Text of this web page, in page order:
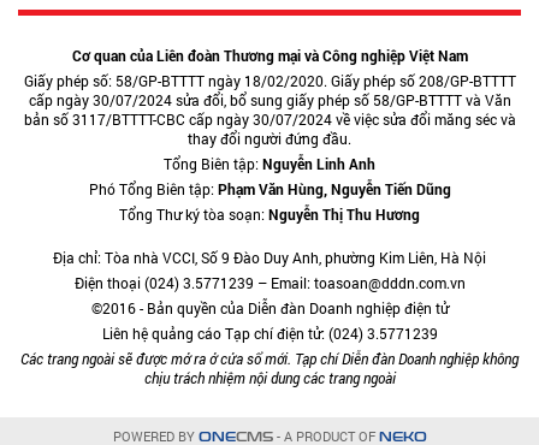
Cơ quan của Liên đoàn Thương mại và Công nghiệp Việt Nam
Giấy phép số: 58/GP-BTTTT ngày 18/02/2020. Giấy phép số 208/GP-BTTTT
cấp ngày 30/07/2024 sửa đổi, bổ sung giấy phép số 58/GP-BTTTT và Văn
bản số 3117/BTTTT-CBC cấp ngày 30/07/2024 về việc sửa đổi măng séc và
thay đổi người đứng đầu.
Tổng Biên tập:Nguyễn Linh Anh
Phó Tổng Biên tập:Phạm Văn Hùng, Nguyễn Tiến Dũng
Tổng Thư ký tòa soạn:Nguyễn Thị Thu Hương
Địa chỉ: Tòa nhà VCCI, Số 9 Đào Duy Anh, phường Kim Liên, Hà Nội
Điện thoại (024) 3.5771239 – Email: toasoan@dddn.com.vn
©2016 - Bản quyền của Diễn đàn Doanh nghiệp điện tử
Liên hệ quảng cáo Tạp chí điện tử: (024) 3.5771239
Các trang ngoài sẽ được mở ra ở cửa sổ mới. Tạp chí Diễn đàn Doanh nghiệp không
chịu trách nhiệm nội dung các trang ngoài
POWERED BY ONECMS- A PRODUCT OF NEKO